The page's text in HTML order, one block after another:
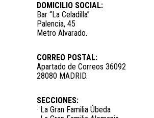
DOMICILIO SOCIAL:
Bar “La Celadilla”
Palencia, 45
Metro Alvarado.
CORREO POSTAL:
Apartado de Correos 36092
28080 MADRID.
SECCIONES:
· La Gran Familia Úbeda